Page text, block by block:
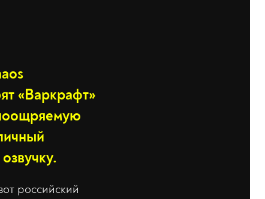
«Варкрафт»
российский